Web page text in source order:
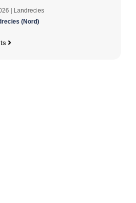
| Landrecies
(Nord)